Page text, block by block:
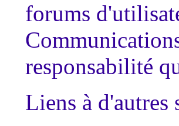
forums
responsabilité
Liens à d'autres